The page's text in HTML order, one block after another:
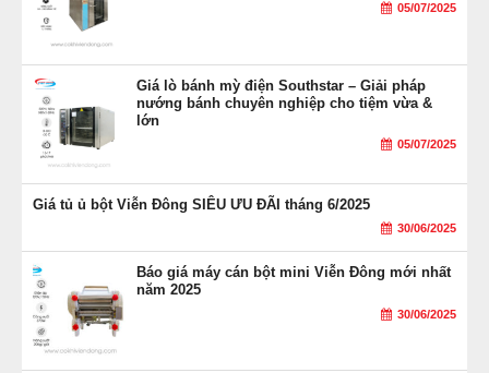
05/07/2025
Giá lò bánh mỳ điện Southstar – Giải pháp
nướng bánh chuyên nghiệp cho tiệm vừa &
lớn
05/07/2025
Giá tủ ủ bột Viễn Đông SIÊU ƯU ĐÃI tháng 6/2025
30/06/2025
Báo giá máy cán bột mini Viễn Đông mới nhất
năm 2025
30/06/2025